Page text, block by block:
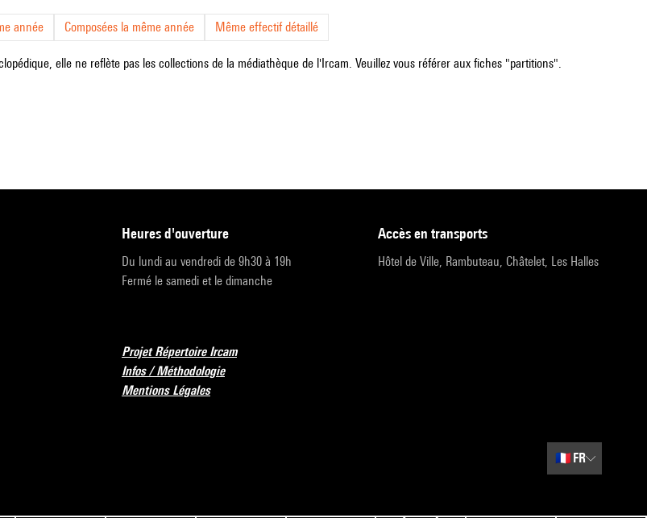
année Composées la même année Même effectif détaillé
elle ne reflète pas les collections de la médiathèque de l'Ircam. Veuillez vous référer aux fiches "partitions".
heures d'ouverture
Du lundi au vendredi de 9h30 à 19h
Fermé le samedi et le dimanche
accès en transports
Hôtel de Ville, Rambuteau, Châtelet, Les Halles
Projet Répertoire Ircam
Infos / Méthodologie
Mentions Légales
🇫🇷 FR